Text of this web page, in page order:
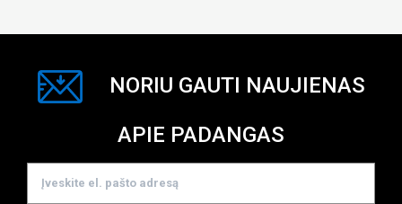
NORIU GAUTI NAUJIENAS
APIE PADANGAS